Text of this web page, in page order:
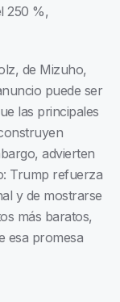
250 %,
de Mizuho,
puede ser
las principales
advierten
Trump refuerza
y de mostrarse
más baratos,
esa promesa